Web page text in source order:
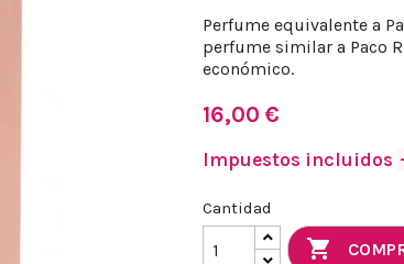
Perfume equivalente a
perfume similar a Paco
económico.
16,00 €
Impuestos incluidos
Cantidad
